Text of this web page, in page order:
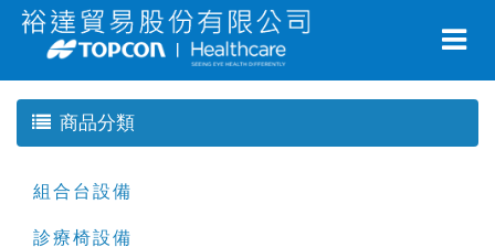
商品分類
組合台設備
診療椅設備